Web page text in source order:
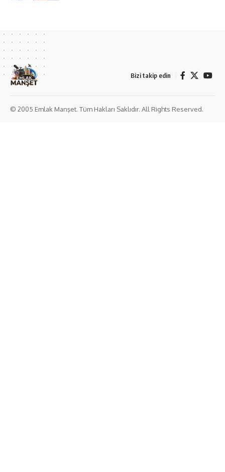
Bizi takip edin
© 2005 Emlak Manşet. Tüm Hakları Saklıdır. All Rights Reserved.